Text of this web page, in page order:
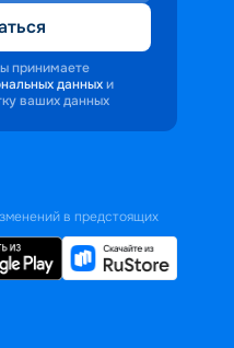
принимаете
данных и
ваших данных
в предстоящих